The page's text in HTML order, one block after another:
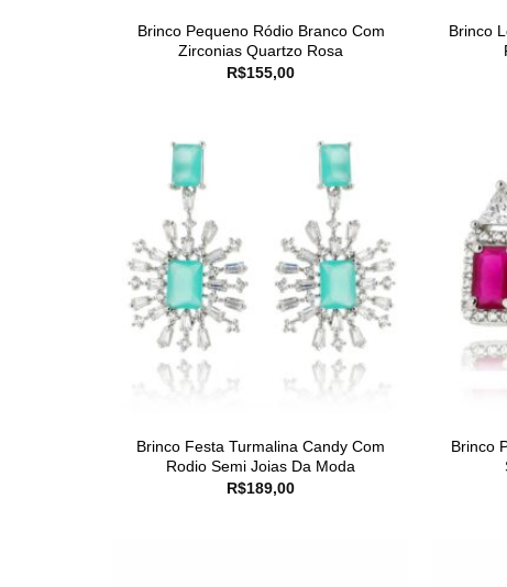
Brinco Pequeno Ródio Branco Com
Zirconias Quartzo Rosa
R$155,00
Brinco
Brinco Festa Turmalina Candy Com
Rodio Semi Joias Da Moda
R$189,00
Brinco